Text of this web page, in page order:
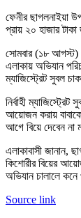
ফেনীর ছাগলনাইয়া
প্রায় ২০ হাজার
সোমবার (১৮ আগস্ট)
এলাকায় অভিযান
ম্যাজিস্ট্রেট সুবল
নির্বাহী
আয়োজন করায়
আগে বিয়ে দেবেন না
এলাকাবাসী জানান,
কিশোরীর বিয়ের
অভিযান চালালে
Source link